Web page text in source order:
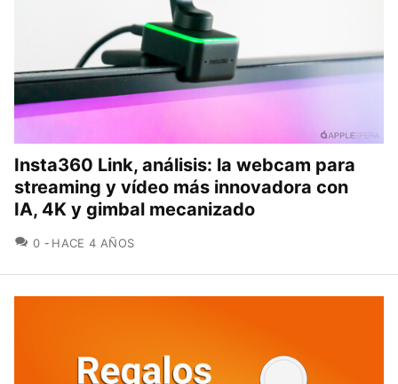
Insta360 Link, análisis: la webcam para
streaming y vídeo más innovadora con
IA, 4K y gimbal mecanizado
0 COMENTARIOS
HACE 4 AÑOS